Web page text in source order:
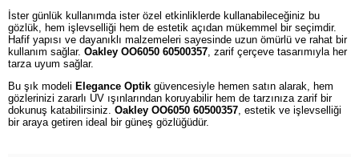
İster günlük kullanımda ister özel etkinliklerde kullanabileceğiniz bu
gözlük, hem işlevselliği hem de estetik açıdan mükemmel bir seçimdir.
Hafif yapısı ve dayanıklı malzemeleri sayesinde uzun ömürlü ve rahat bir
kullanım sağlar. Oakley OO6050 60500357 , zarif çerçeve tasarımıyla her
tarza uyum sağlar.
Bu şık modeli Elegance Optik güvencesiyle hemen satın alarak, hem
gözlerinizi zararlı UV ışınlarından koruyabilir hem de tarzınıza zarif bir
dokunuş katabilirsiniz. Oakley OO6050 60500357 , estetik ve işlevselliği
bir araya getiren ideal bir güneş gözlüğüdür.